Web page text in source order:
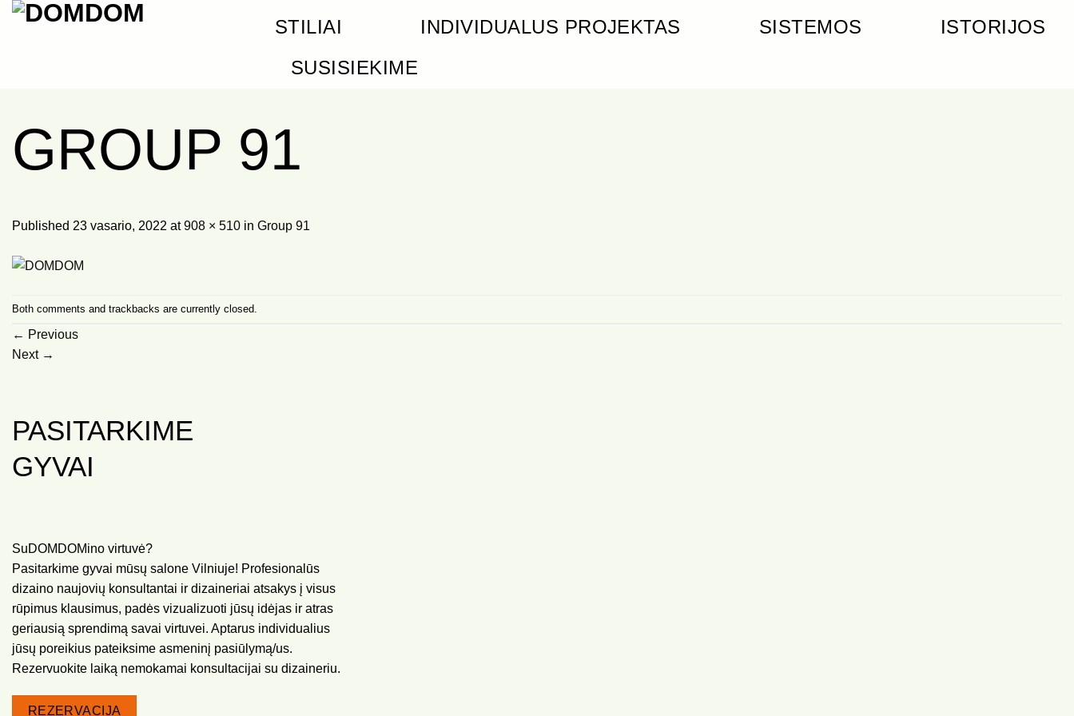
Skip
STILIAI INDIVIDUALUS PROJEKTAS SISTEMOS
ISTORIJOS
SUSISIEKIME
GROUP 91
Published 23 vasario, 2022 at908 × 510 in Group 91
Both comments and trackbacks are currently closed.
← Previous
Next →
PASITARKIME
GYVAI
SuDOMDOMino virtuvė?
Pasitarkime gyvai mūsų salone Vilniuje! Profesionalūs
dizaino naujovių konsultantai ir dizaineriai atsakys į visus
rūpimus klausimus, padės vizualizuoti jūsų idėjas ir atras
geriausią sprendimą savai virtuvei. Aptarus individualius
jūsų poreikius pateiksime asmeninį pasiūlymą/us.
Rezervuokite laiką nemokamai konsultacijai su dizaineriu.
REZERVACIJA